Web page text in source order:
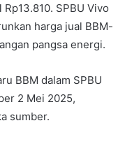
SPBU Vivo
harga jual BBM-
pangsa energi.
BBM dalam SPBU
2 Mei 2025,
sumber.